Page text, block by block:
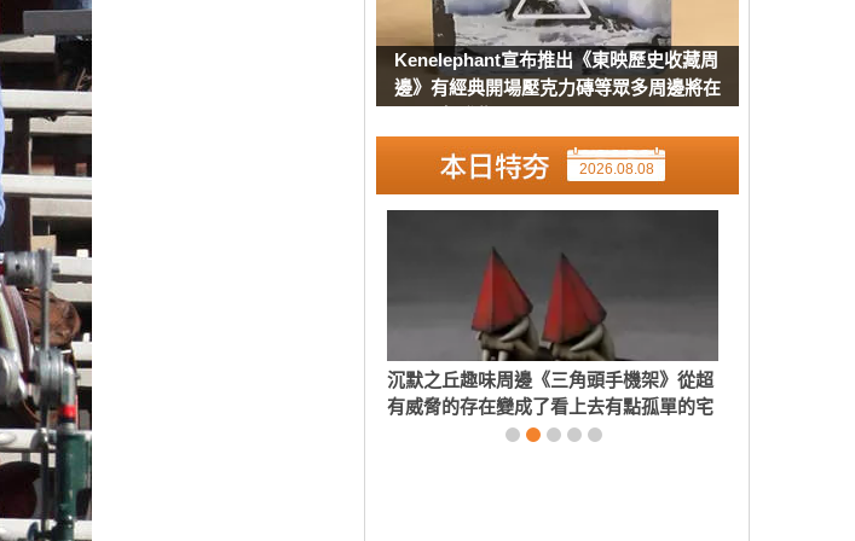
Kenelephant宣布推出《東映歷史收藏周
邊》有經典開場壓克力磚等眾多周邊將在
2026.08.08